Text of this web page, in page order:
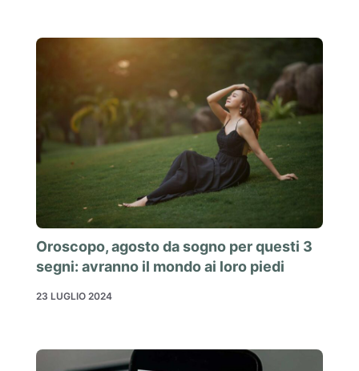
Oroscopo, agosto da sogno per questi 3
segni: avranno il mondo ai loro piedi
23 LUGLIO 2024